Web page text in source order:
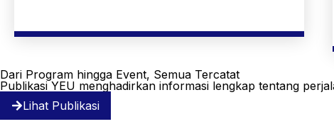
Dari Program hingga Event, Semua Tercatat
Publikasi YEU menghadirkan informasi lengkap tentang
Lihat Publikasi